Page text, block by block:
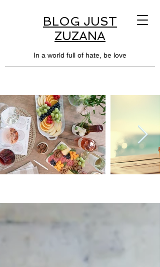
BLOG JUST
ZUZANA
In a world full of hate, be love